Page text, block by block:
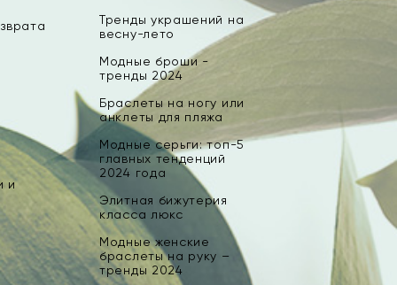
и
Тренды украшений на
весну-лето
Модные броши -
тренды 2024
Браслеты на ногу или
анклеты для пляжа
Модные серьги: топ-5
главных тенденций
2024 года
Элитная бижутерия
класса люкс
Модные женские
браслеты на руку –
тренды 2024